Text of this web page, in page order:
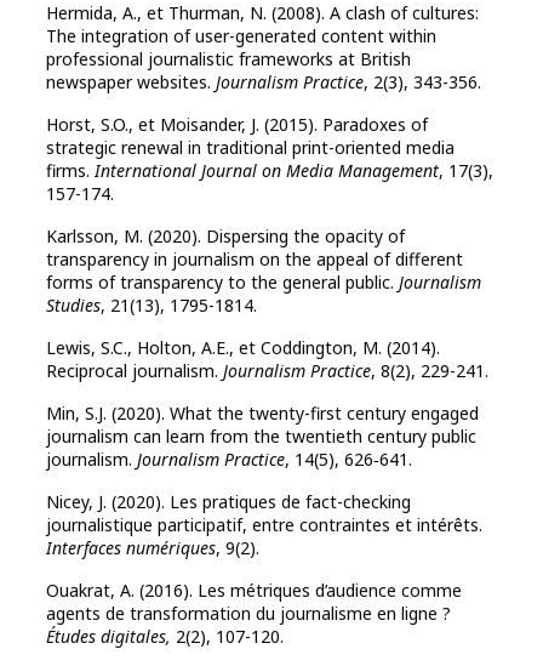
Hermida, A., et Thurman, N. (2008). A clash of cultures:
The integration of user-generated content within
professional journalistic frameworks at British
newspaper websites. Journalism Practice, 2(3), 343-356.
Horst, S.O., et Moisander, J. (2015). Paradoxes of
strategic renewal in traditional print-oriented media
firms.International Journal on Media Management, 17(3),
157-174.
Karlsson, M. (2020). Dispersing the opacity of
transparency in journalism on the appeal of different
forms of transparency to the general public. Journalism
Studies, 21(13), 1795-1814.
Lewis, S.C., Holton, A.E., et Coddington, M. (2014).
Reciprocal journalism. Journalism Practice, 8(2), 229-241.
Min, S.J. (2020). What the twenty-first century engaged
journalism can learn from the twentieth century public
journalism. Journalism Practice, 14(5), 626‑641.
Nicey, J. (2020). Les pratiques de fact-checking
journalistique participatif, entre contraintes et intérêts.
Interfaces numériques, 9(2).
Ouakrat, A. (2016). Les métriques d’audience comme
agents de transformation du journalisme en ligne ?
Études digitales, 2(2), 107-120.